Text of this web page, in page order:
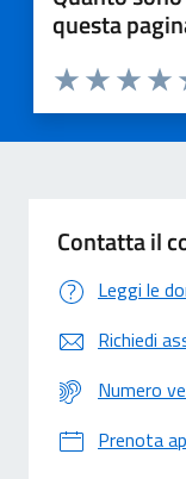
questa
Valuta 3
Valuta 2
Valuta 1 stelle
Contatta il
Leggi le
Richiedi
Numero
Prenota